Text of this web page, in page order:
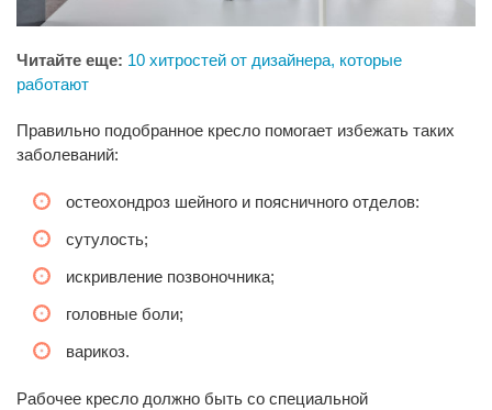
Читайте еще: 10 хитростей от дизайнера, которые
работают
Правильно подобранное кресло помогает избежать таких
заболеваний:
остеохондроз шейного и поясничного отделов:
сутулость;
искривление позвоночника;
головные боли;
варикоз.
Рабочее кресло должно быть со специальной